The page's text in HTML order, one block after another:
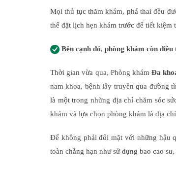
Mọi thủ tục thăm khám, phá thai đều
thể đặt lịch hẹn khám trước để tiết kiệm
Bên cạnh đó, phòng khám còn
Thời gian vừa qua, Phòng khám Đa
nam khoa, bệnh lây truyền qua đường
là một trong những địa chỉ chăm sóc
khám và lựa chọn phòng khám là địa
Để không phải đối mặt với những hậu
toàn chẳng hạn như sử dụng bao cao